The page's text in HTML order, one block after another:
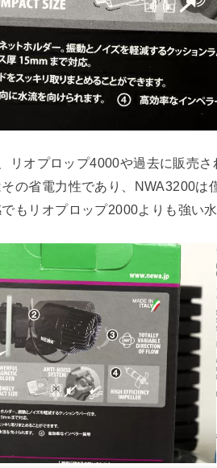
リオプロップ4000や過去に販売
の省電力性であり、NWA3200は
もリオプロップ2000よりも強い水